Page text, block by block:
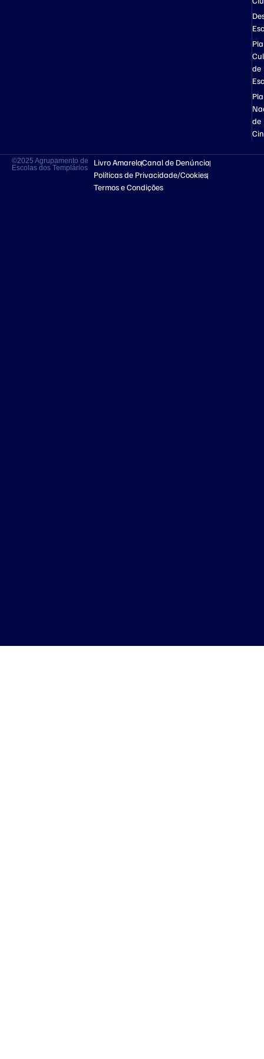
de
de
©2025 Agrupamento de
Escolas dos Templários
Livro AmareloCanal de Denúncia
Políticas de Privacidade/Cookies
Termos e Condições